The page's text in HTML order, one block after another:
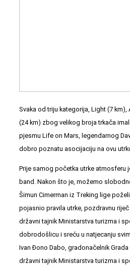
Svaka od triju kategorija, Light (7 km),
(24 km) zbog velikog broja trkača
pjesmu Life on Mars, legendarnog
dobro poznatu asocijaciju na ovu
Prije samog početka utrke atmosferu
band. Nakon što je, možemo
Šimun Cimerman iz Treking lige
pojasnio pravila utrke, pozdravnu
državni tajnik Ministarstva turizma i
dobrodošlicu i sreću u natjecanju
Ivan Đono Dabo, gradonačelnik Grada
državni tajnik Ministarstva turizma i